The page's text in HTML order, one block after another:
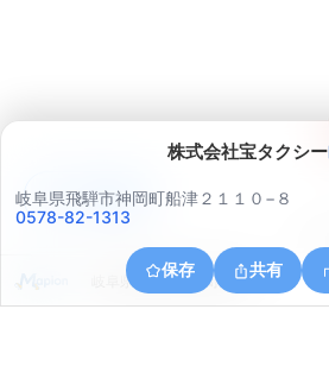
株式会社宝タクシー
岐阜県飛騨市神岡町船津２１１０−８
0578-82-1313
保存 共有
岐阜県飛騨市神岡町鹿間
アプリで見る